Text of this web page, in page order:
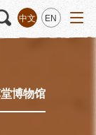
中文 EN
藏品 藏品概述
博物馆